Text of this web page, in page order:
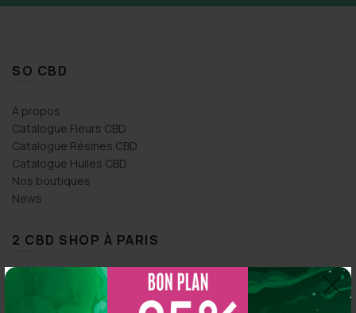
SO CBD
A propos
Catalogue Fleurs CBD
Catalogue Résines CBD
Catalogue Huiles CBD
Nos boutiques
News
2 CBD SHOP À PARIS
So CBD 21 Rue Simart, 75018 Paris
So CBD 36 Rue Oberkampf, 75011 Paris